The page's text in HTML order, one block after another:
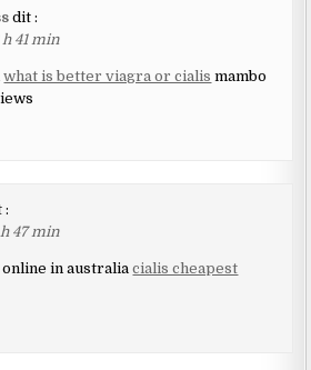
dit :
41 min
what is better viagra or cialis mambo
:
47 min
online in australiacialis cheapest